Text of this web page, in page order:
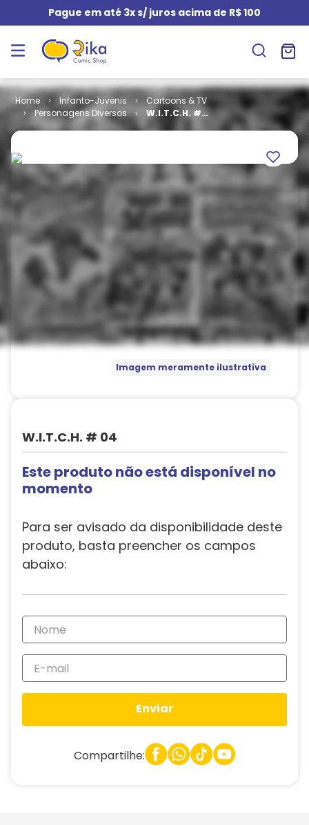
Pague em até 3x s/ juros acima de R$ 100
Infanto-Juvenis
Cartoons & TV
Personagens Diversos
W.I.T.C.H. #
Imagem meramente ilustrativa
W.I.T.C.H. # 04
Este produto não está disponível no
momento
Para ser avisado da disponibilidade deste
produto, basta preencher os campos
abaixo:
Enviar
Compartilhe: